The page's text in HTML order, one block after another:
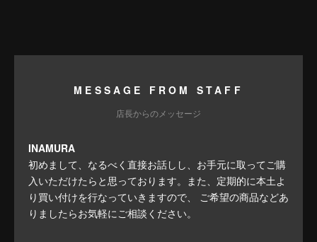
MESSAGE FROM STAFF
店長からのメッセージ
INAMURA
初めまして、なるべく直接お話しし、お手元に取ってご購
入いただけたらと思っております。また、定期的に本土よ
り買い付けを行なっていきますので、 ご希望の商品などあ
りましたらお気軽にご相談ください。